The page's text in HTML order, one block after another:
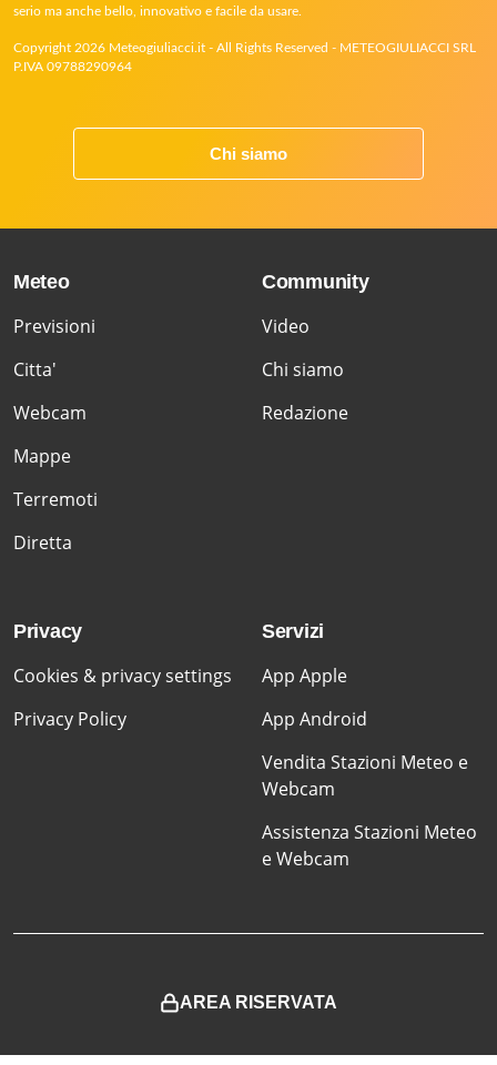
serio ma anche bello, innovativo e facile da usare.
Copyright 2026 Meteogiuliacci.it - All Rights Reserved - METEOGIULIACCI SRL
P.IVA 09788290964
Chi siamo
Meteo
Previsioni
Citta'
Webcam
Mappe
Terremoti
Diretta
Community
Video
Chi siamo
Redazione
Privacy
Cookies & privacy settings
Privacy Policy
Servizi
App Apple
App Android
Vendita Stazioni Meteo e
Webcam
Assistenza Stazioni Meteo
e Webcam
AREA RISERVATA